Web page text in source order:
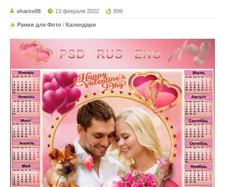
sharov08 13 февраля 2022 899
Рамки для Фото / Календари